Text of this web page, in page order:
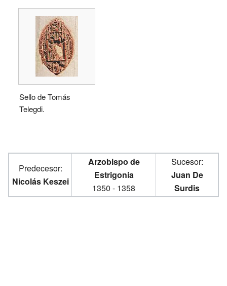
Sello de Tomás
Telegdi.
Predecesor:
Nicolás Keszei
Arzobispo de
Estrigonia
1350 - 1358
Sucesor:
Juan De
Surdis